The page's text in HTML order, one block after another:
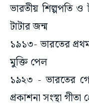
ভারতীয় শিল্পপতি ও
টাটার জন্ম
১৯১৩- ভারতের প্রথম
মুক্তি পেল
১৯২৩ - ভারতের
প্রকাশনা সংস্থা গীতা